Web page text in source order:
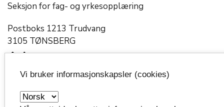
Seksjon for fag- og yrkesopplæring
Postboks 1213 Trudvang
3105 TØNSBERG
Adresser
Vi bruker informasjonskapsler (cookies)